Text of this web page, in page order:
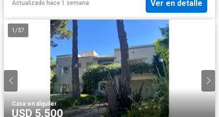
Actualizado hace 1 semana Ver en detalle
1 /37
Casa·en alquiler
USD 5.500